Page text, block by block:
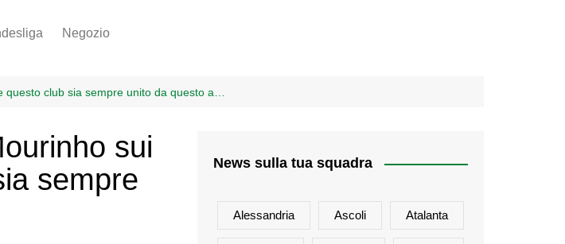
Negozio
inter
napoli
vintage
fantacalcio
club sia sempre unito da questo a…
sui
sempre
News sulla tua squadra
Alessandria Ascoli Atalanta